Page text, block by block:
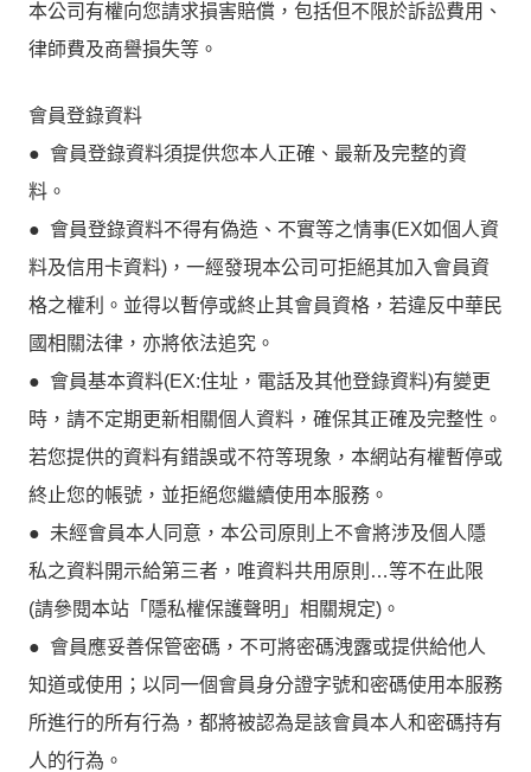
本公司有權向您請求損害賠償，包括但不限於訴訟費用、
律師費及商譽損失等。
會員登錄資料
● 會員登錄資料須提供您本人正確、最新及完整的資
料。
● 會員登錄資料不得有偽造、不實等之情事(EX如個人資
料及信用卡資料)，一經發現本公司可拒絕其加入會員資
格之權利。並得以暫停或終止其會員資格，若違反中華民
國相關法律，亦將依法追究。
● 會員基本資料(EX:住址，電話及其他登錄資料)有變更
時，請不定期更新相關個人資料，確保其正確及完整性。
若您提供的資料有錯誤或不符等現象，本網站有權暫停或
終止您的帳號，並拒絕您繼續使用本服務。
● 未經會員本人同意，本公司原則上不會將涉及個人隱
私之資料開示給第三者，唯資料共用原則…等不在此限
(請參閱本站「隱私權保護聲明」相關規定)。
● 會員應妥善保管密碼，不可將密碼洩露或提供給他人
知道或使用；以同一個會員身分證字號和密碼使用本服務
所進行的所有行為，都將被認為是該會員本人和密碼持有
人的行為。